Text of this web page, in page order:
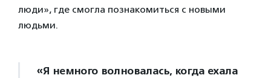
люди», где смогла познакомиться с новыми
людьми.
«Я немного волновалась, когда ехала